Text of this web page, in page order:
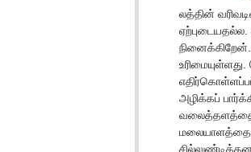
லத்தின்
அழிக்கப்
வலைத்தளத்தை